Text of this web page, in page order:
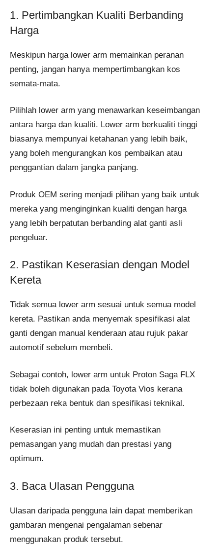
1. Pertimbangkan Kualiti Berbanding
Harga
Meskipun harga lower arm memainkan peranan
penting, jangan hanya mempertimbangkan kos
semata-mata.
Pilihlah lower arm yang menawarkan keseimbangan
antara harga dan kualiti. Lower arm berkualiti tinggi
biasanya mempunyai ketahanan yang lebih baik,
yang boleh mengurangkan kos pembaikan atau
penggantian dalam jangka panjang.
Produk OEM sering menjadi pilihan yang baik untuk
mereka yang menginginkan kualiti dengan harga
yang lebih berpatutan berbanding alat ganti asli
pengeluar.
2. Pastikan Keserasian dengan Model
Kereta
Tidak semua lower arm sesuai untuk semua model
kereta. Pastikan anda menyemak spesifikasi alat
ganti dengan manual kenderaan atau rujuk pakar
automotif sebelum membeli.
Sebagai contoh, lower arm untuk Proton Saga FLX
tidak boleh digunakan pada Toyota Vios kerana
perbezaan reka bentuk dan spesifikasi teknikal.
Keserasian ini penting untuk memastikan
pemasangan yang mudah dan prestasi yang
optimum.
3. Baca Ulasan Pengguna
Ulasan daripada pengguna lain dapat memberikan
gambaran mengenai pengalaman sebenar
menggunakan produk tersebut.